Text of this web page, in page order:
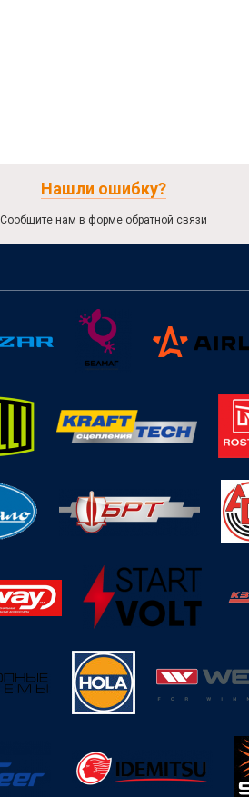
Нашли ошибку?
Сообщите нам в форме обратной связи